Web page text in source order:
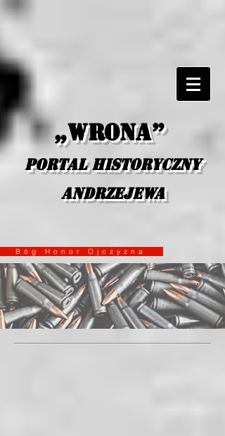
„Wrona”
portal historyczny
Andrzejewa
Honor Ojczyzna